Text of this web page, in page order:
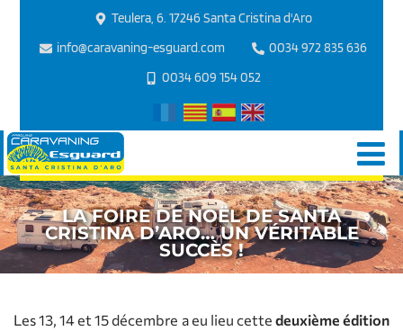
Teulera, 6. 17246 Santa Cristina d'Aro
info@caravaning-esguard.com
0034 972 835 636
0034 609 154 052
LA FOIRE DE NOËL DE SANTA
CRISTINA D’ARO… UN VÉRITABLE
SUCCÈS !
Les 13, 14 et 15 décembre a eu lieu cette deuxième édition